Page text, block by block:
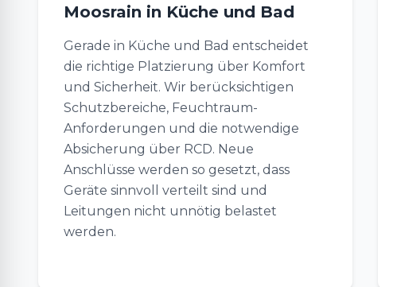
Moosrain in Küche und Bad
Gerade in Küche und Bad entscheidet
die richtige Platzierung über Komfort
und Sicherheit. Wir berücksichtigen
Schutzbereiche, Feuchtraum-
Anforderungen und die notwendige
Absicherung über RCD. Neue
Anschlüsse werden so gesetzt, dass
Geräte sinnvoll verteilt sind und
Leitungen nicht unnötig belastet
werden.